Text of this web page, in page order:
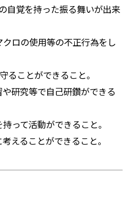
自覚を持った振る舞いが出来
ロの使用等の不正行為をし
ることができること。
研究等で自己研鑽ができる
って活動ができること。
えることができること。